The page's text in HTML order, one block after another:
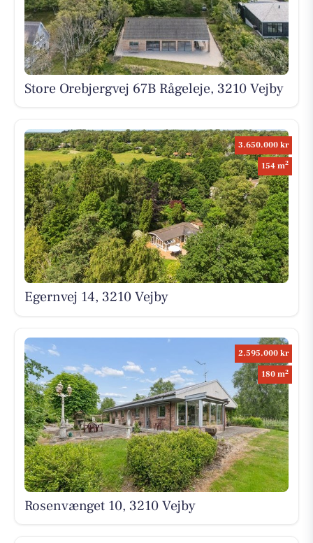
Store Orebjergvej 67B Rågeleje, 3210 Vejby
3.650.000 kr
154 m2
Egernvej 14, 3210 Vejby
2.595.000 kr
180 m2
Rosenvænget 10, 3210 Vejby